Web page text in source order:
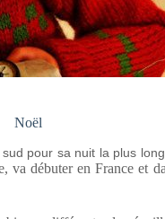
Noël
pour sa nuit la plus
débuter en France et